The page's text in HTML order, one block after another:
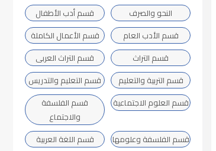
النحو والصرف
قسم أدب الأطفال
قسم الأدب العام
قسم الأعمال الكاملة
قسم التراث
قسم التراث العربى
قسم التربية والتعليم
قسم التعليم والتدريس
قسم العلوم الاجتماعية
قسم الفلسفة
والاجتماع
قسم الفلسفة وعلومها
قسم اللغة العربية